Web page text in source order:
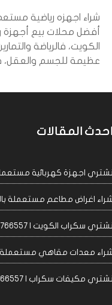
شراء اجهزه رياضية
أفضل محلات بيع أجهزة
الكويت، فالرياضة
عظيمة للجسم والعقل،
احدث المقالات
نشتري اجهزة كهربائية مستعملة |
شراء اغراض مطاعم مستعملة بالكويت |
نشتري سكراب الكويت | 97766557
شراء معدات مقاهي مستعملة |
نشتري مكيفات سكراب | 97766557